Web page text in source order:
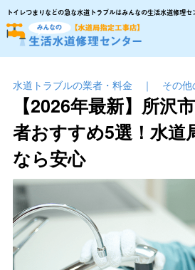
トイレつまりなどの急な水道トラブルはみんなの生活水道修理セ
水道トラブルの業者・料金 ｜ その
【2026年最新】所沢
者おすすめ5選！水道
なら安心